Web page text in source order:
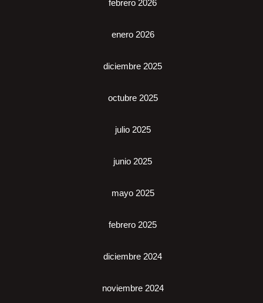
febrero 2026
enero 2026
diciembre 2025
octubre 2025
julio 2025
junio 2025
mayo 2025
febrero 2025
diciembre 2024
noviembre 2024